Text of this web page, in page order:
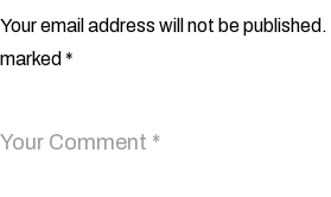
Your email address will not be published.
marked *